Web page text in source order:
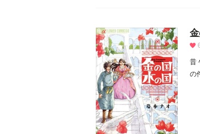
昔
の